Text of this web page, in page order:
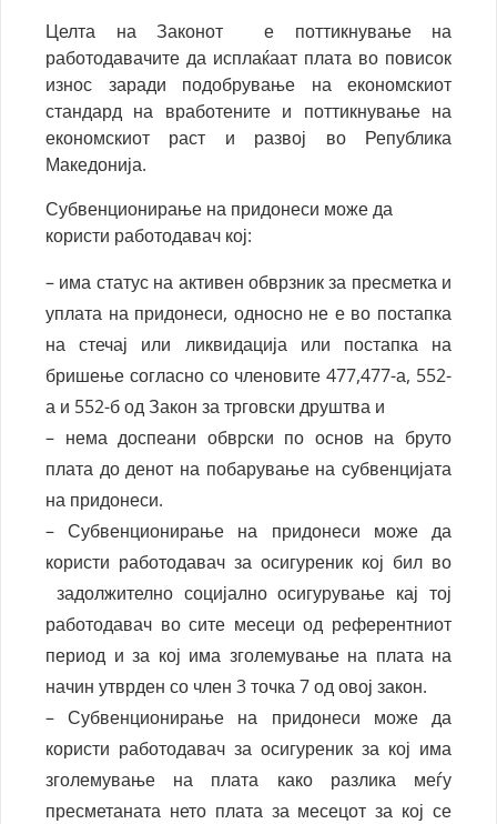
Целта на Законот е поттикнување на
работодавачите да исплаќаат плата во повисок
износ заради подобрување на економскиот
стандард на вработените и поттикнување на
економскиот раст и развој во Република
Македонија.
Субвенционирање на придонеси може да
користи работодавач кој:
– има статус на активен обврзник за пресметка и
уплата на придонеси, односно не е во постапка
на стечај или ликвидација или постапка на
бришење согласно со членовите 477,477-а, 552-
а и 552-б од Закон за трговски друштва и
– нема доспеани обврски по основ на бруто
плата до денот на побарување на субвенцијата
на придонеси.
– Субвенционирање на придонеси може да
користи работодавач за осигуреник кој бил во
задолжително социјално осигурување кај тој
работодавач во сите месеци од референтниот
период и за кој има зголемување на плата на
начин утврден со член 3 точка 7 од овој закон.
– Субвенционирање на придонеси може да
користи работодавач за осигуреник за кој има
зголемување на плата како разлика меѓу
пресметаната нето плата за месецот за кој се